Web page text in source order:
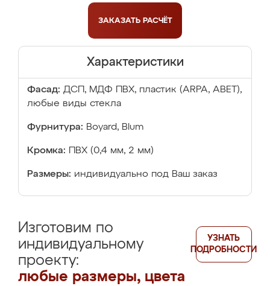
ЗАКАЗАТЬ РАСЧЁТ
Характеристики
Фасад: ДСП, МДФ ПВХ, пластик (ARPA, ABET),
любые виды стекла
Фурнитура: Boyard, Blum
Кромка: ПВХ (0,4 мм, 2 мм)
Размеры: индивидуально под Ваш заказ
Изготовим по
индивидуальному
проекту:
любые размеры, цвета
УЗНАТЬ
ПОДРОБНОСТИ